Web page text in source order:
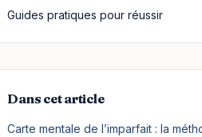
Guides pratiques pour réussir
Dans cet article
Carte mentale de l’imparfait : la